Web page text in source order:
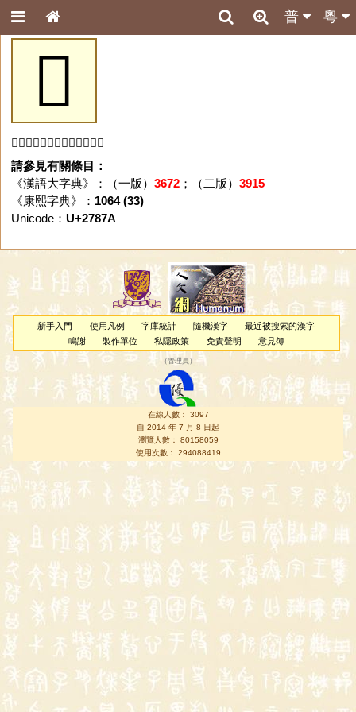
粵
普
𧡺
「𧡺」字未收錄於本資料庫。
請參見有關條目：
《漢語大字典》：（一版） 3672；（二版） 3915
《康熙字典》： 1064 (33)
Unicode： U+2787A
新手入門 使用凡例 字庫統計 隨機漢字
最近被搜索的漢字
鳴謝
製作單位 私隱政策 免責聲明 意見簿
（管理員 ）
在線人數： 3097
自 2014 年 7 月 8 日起
瀏覽人數： 80158059
使用次數： 294088419